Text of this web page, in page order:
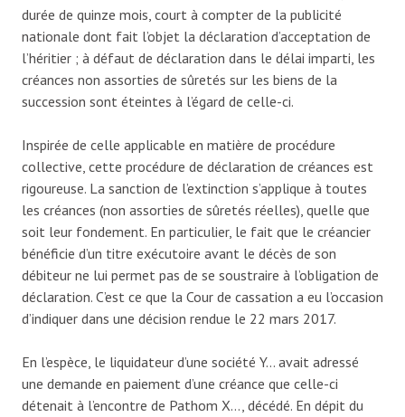
durée de quinze mois, court à compter de la publicité
nationale dont fait l’objet la déclaration d’acceptation de
l’héritier ; à défaut de déclaration dans le délai imparti, les
créances non assorties de sûretés sur les biens de la
succession sont éteintes à l’égard de celle-ci.
Inspirée de celle applicable en matière de procédure
collective, cette procédure de déclaration de créances est
rigoureuse. La sanction de l’extinction s’applique à toutes
les créances (non assorties de sûretés réelles), quelle que
soit leur fondement. En particulier, le fait que le créancier
bénéficie d’un titre exécutoire avant le décès de son
débiteur ne lui permet pas de se soustraire à l’obligation de
déclaration. C’est ce que la Cour de cassation a eu l’occasion
d’indiquer dans une décision rendue le 22 mars 2017.
En l’espèce, le liquidateur d’une société Y… avait adressé
une demande en paiement d’une créance que celle-ci
détenait à l’encontre de Pathom X…, décédé. En dépit du